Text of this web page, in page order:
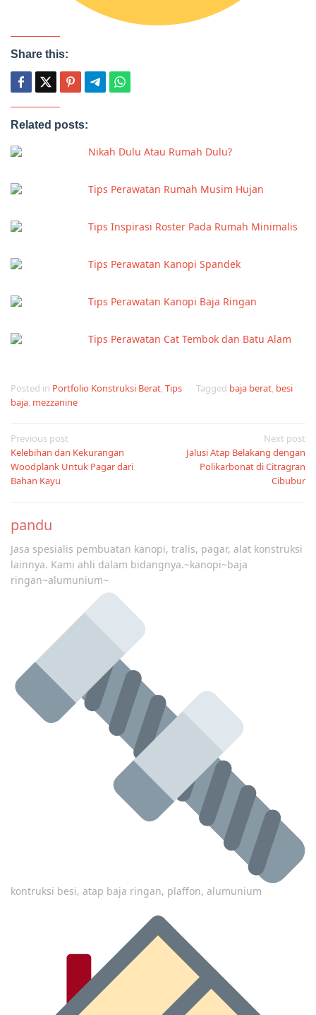
Share this:
Related posts:
Nikah Dulu Atau Rumah Dulu?
Tips Perawatan Rumah Musim Hujan
Tips Inspirasi Roster Pada Rumah Minimalis
Tips Perawatan Kanopi Spandek
Tips Perawatan Kanopi Baja Ringan
Tips Perawatan Cat Tembok dan Batu Alam
Posted in Portfolio Konstruksi Berat, Tips Tagged baja berat, besi
baja, mezzanine
Post
navigation
Previous post
Kelebihan dan Kekurangan
Woodplank Untuk Pagar dari
Bahan Kayu
Next post
Jalusi Atap Belakang dengan
Polikarbonat di Citragran
Cibubur
pandu
Jasa spesialis pembuatan kanopi, tralis, pagar, alat konstruksi
lainnya. Kami ahli dalam bidangnya.~kanopi~baja
ringan~alumunium~
kontruksi besi, atap baja ringan, plaffon, alumunium